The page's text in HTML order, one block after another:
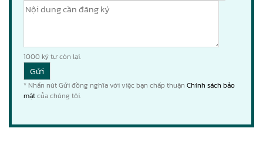
1000 ký tự còn lại.
* Nhấn nút Gửi đồng nghĩa với việc bạn chấp thuận Chính sách bảo
mậtcủa chúng tôi.